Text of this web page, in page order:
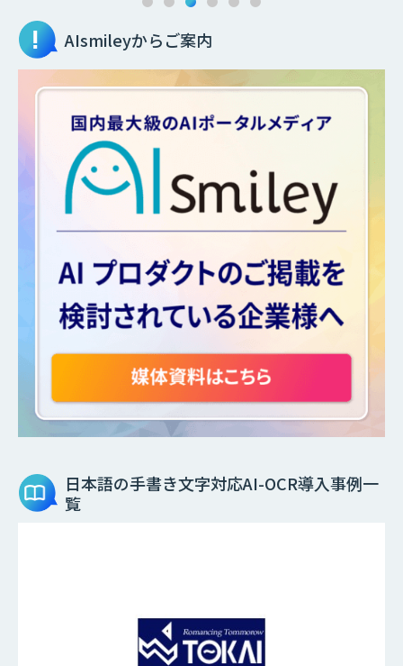
AIsmileyからご案内
日本語の手書き文字対応AI-OCR導入事例一
覧